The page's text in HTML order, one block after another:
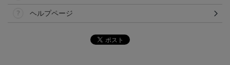
ヘルプページ